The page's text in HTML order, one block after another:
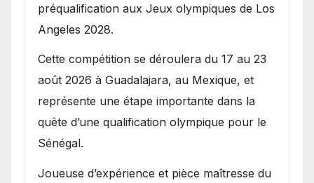
préqualification aux Jeux olympiques de Los
Angeles 2028.
Cette compétition se déroulera du 17 au 23
août 2026 à Guadalajara, au Mexique, et
représente une étape importante dans la
quête d’une qualification olympique pour le
Sénégal.
Joueuse d’expérience et pièce maîtresse du